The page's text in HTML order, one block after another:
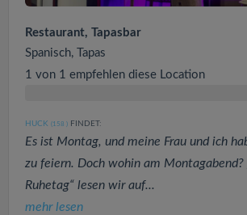
Restaurant, Tapasbar
Spanisch, Tapas
1 von 1 empfehlen diese Location
HUCK (158 ) FINDET:
Es ist Montag, und meine Frau und ich
zu feiern. Doch wohin am Montagabend?
Ruhetag“ lesen wir auf...
mehr lesen